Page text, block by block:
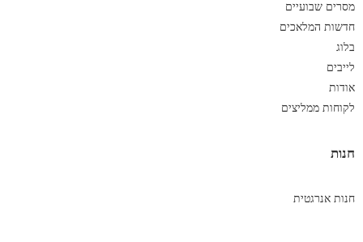
מסרים שבועיים
חדשות המלאכים
בלוג
לייבים
אודות
לקוחות ממליצים
חנות
חנות אנרגטית